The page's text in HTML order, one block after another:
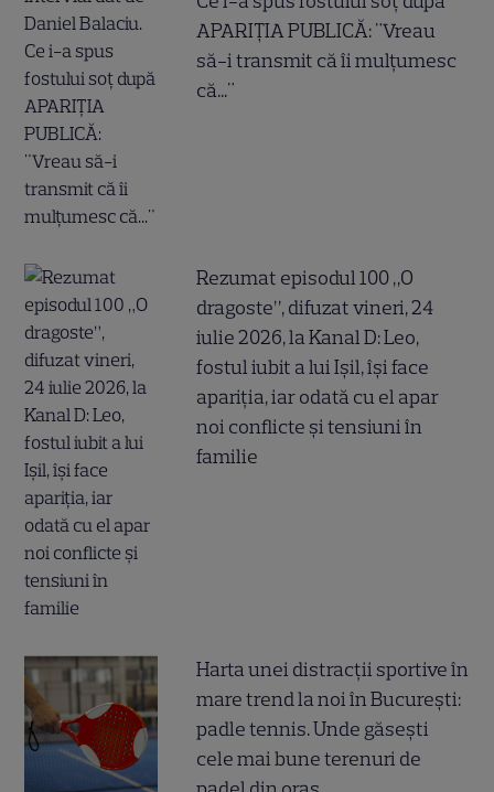
APARIȚIA PUBLICĂ: "Vreau
să-i transmit că îi mulțumesc
că..."
Rezumat episodul 100 „O
dragoste”, difuzat vineri, 24
iulie 2026, la Kanal D: Leo,
fostul iubit a lui Ișil, își face
apariția, iar odată cu el apar
noi conflicte și tensiuni în
familie
Harta unei distracții sportive în
mare trend la noi în București:
padle tennis. Unde găsești
cele mai bune terenuri de